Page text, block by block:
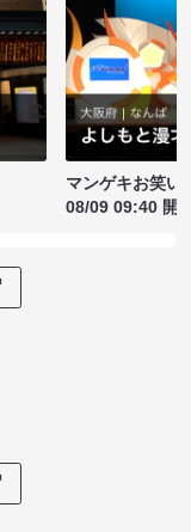
マンゲキお笑い
08/09 09:40 開